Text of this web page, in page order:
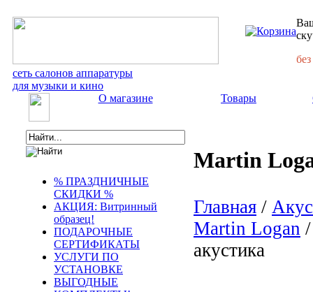
сеть салонов аппаратуры
для музыки и кино
О магазине Товары
% ПРАЗДНИЧНЫЕ
СКИДКИ %
АКЦИЯ: Витринный
образец!
ПОДАРОЧНЫЕ
СЕРТИФИКАТЫ
УСЛУГИ ПО
УСТАНОВКЕ
ВЫГОДНЫЕ
Martin
Главная /
Martin Logan
акустика